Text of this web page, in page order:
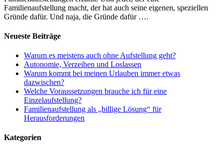
Familienaufstellung macht, der hat auch seine eigenen, speziellen
Gründe dafür. Und naja, die Gründe dafür ….
Neueste Beiträge
Warum es meistens auch ohne Aufstellung geht?
Autonomie, Verzeihen und Loslassen
Warum kommt bei meinen Urlauben immer etwas
dazwischen?
Welche Voraussetzungen brauche ich für eine
Einzelaufstellung?
Familienaufstellung als „billige Lösung“ für
Herausforderungen
Kategorien